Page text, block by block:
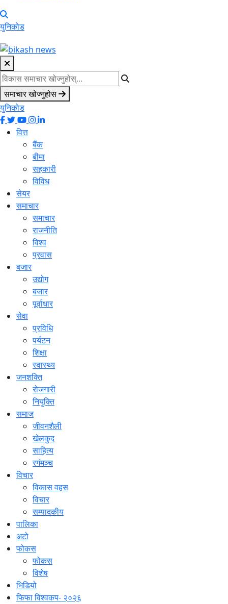
युनिकोड
समाचार खोज्नुहोस
युनिकोड
वित्त
बैंक
बीमा
सहकारी
विविध
सेयर
समाचार
समाचार
राजनीति
विश्व
प्रवास
बजार
उद्योग
बजार
पूर्वाधार
सेवा
प्रविधि
पर्यटन
शिक्षा
स्वास्थ्य
जनशक्ति
रोजगारी
नियुक्ति
समाज
जीवनशैली
खेलकुद
साहित्य
रगंमञ्च
विचार
विकास वहस
विचार
सम्पादकीय
पालिका
अटो
फोकस
फोकस
विशेष
भिडियो
फिफा विश्वकप- २०२६